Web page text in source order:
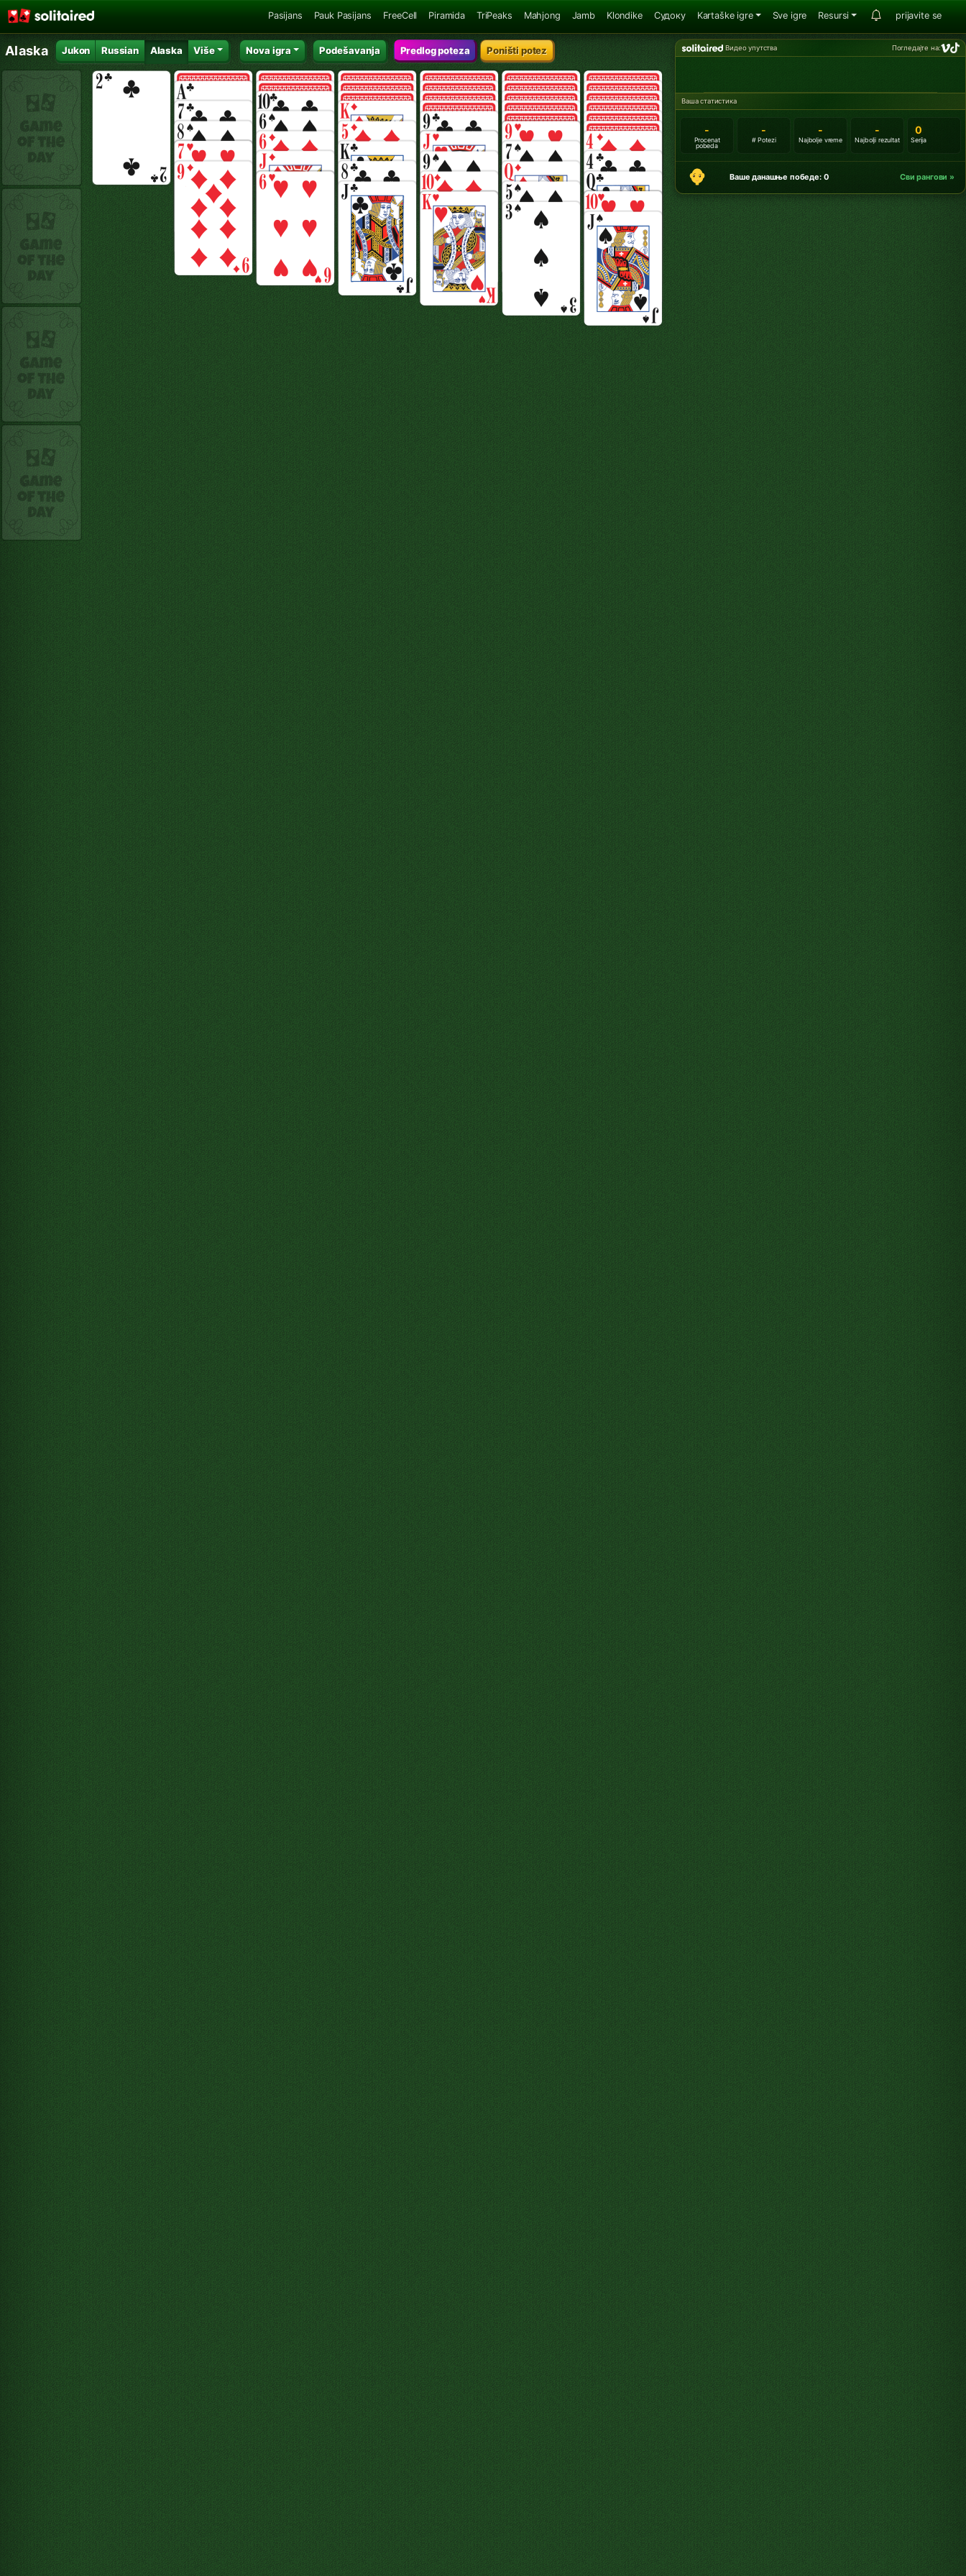
Pasijans Pauk Pasijans FreeCell Piramida TriPeaks Mahjong Jamb Klondike Судоку Kartaške igre Sve igre Resursi prijavite se
Alaska Jukon Russian Alaska Više Nova igra Podešavanja Predlog poteza Poništi potez Видео упутства Погледајте на:
Ваша статистика
-
Procenat
pobeda
-
# Potezi
-
Najbolje vreme
-
Najbolji rezultat
0
Serija
Ваше данашње победе: 0 Сви рангови »